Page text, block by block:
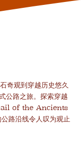
奇观到穿越历史悠久
公路之旅。探索穿越
of the Ancients
路沿线令人叹为观止